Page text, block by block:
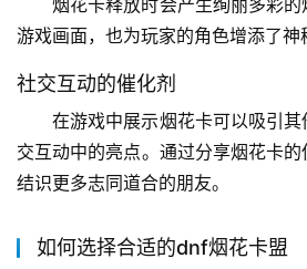
游戏画面，也为玩家的角色增添了神
社交互动的催化剂
在游戏中展示烟花卡可以吸引
交互动中的亮点。通过分享烟花卡
结识更多志同道合的朋友。
如何选择合适的dnf烟花卡盟